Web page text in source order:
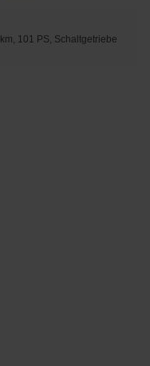
101 PS, Schaltgetriebe